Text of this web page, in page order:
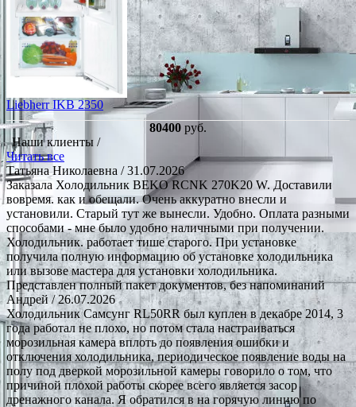
Liebherr IKB 2350
80400 руб.
Наши клиенты /
Читать все
Татьяна Николаевна / 31.07.2026
Заказала Холодильник BEKO RCNK 270K20 W. Доставили
вовремя. как и обещали. Очень аккуратно внесли и
установили. Старый тут же вынесли. Удобно. Оплата разными
способами - мне было удобно наличными при получении.
Холодильник. работает тише старого. При установке
получила полную информацию об установке холодильника
или вызове мастера для установки холодильника.
Представлен полный пакет документов, без напоминаний
Андрей/ 26.07.2026
Холодильник Самсунг RL50RR был куплен в декабре 2014, 3
года работал не плохо, но потом стала настраиваться
морозильная камера вплоть до появления ошибки и
отключения холодильника, периодическое появление воды на
полу под дверкой морозильной камеры говорило о том, что
причиной плохой работы скорее всего является засор
дренажного канала. Я обратился в на горячую линию по